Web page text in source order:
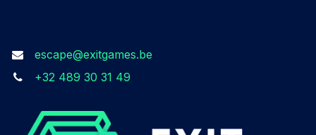
escape@exitgames.be
+32 489 30 31 49